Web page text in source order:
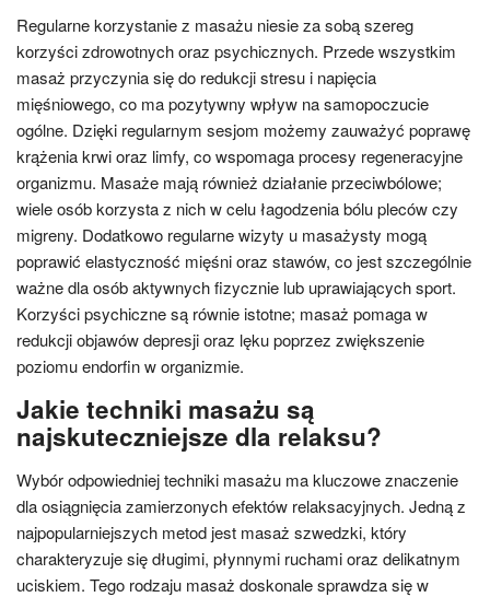
Regularne korzystanie z masażu niesie za sobą szereg
korzyści zdrowotnych oraz psychicznych. Przede wszystkim
masaż przyczynia się do redukcji stresu i napięcia
mięśniowego, co ma pozytywny wpływ na samopoczucie
ogólne. Dzięki regularnym sesjom możemy zauważyć poprawę
krążenia krwi oraz limfy, co wspomaga procesy regeneracyjne
organizmu. Masaże mają również działanie przeciwbólowe;
wiele osób korzysta z nich w celu łagodzenia bólu pleców czy
migreny. Dodatkowo regularne wizyty u masażysty mogą
poprawić elastyczność mięśni oraz stawów, co jest szczególnie
ważne dla osób aktywnych fizycznie lub uprawiających sport.
Korzyści psychiczne są równie istotne; masaż pomaga w
redukcji objawów depresji oraz lęku poprzez zwiększenie
poziomu endorfin w organizmie.
Jakie techniki masażu są
najskuteczniejsze dla relaksu?
Wybór odpowiedniej techniki masażu ma kluczowe znaczenie
dla osiągnięcia zamierzonych efektów relaksacyjnych. Jedną z
najpopularniejszych metod jest masaż szwedzki, który
charakteryzuje się długimi, płynnymi ruchami oraz delikatnym
uciskiem. Tego rodzaju masaż doskonale sprawdza się w